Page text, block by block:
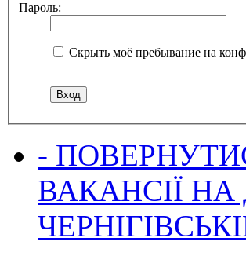
Пароль:
Скрыть моё пребывание на
-
ВАКАНСІЇ